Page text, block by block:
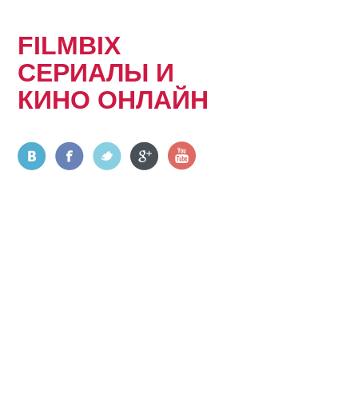
FILMBIX
СЕРИАЛЫ И
КИНО ОНЛАЙН